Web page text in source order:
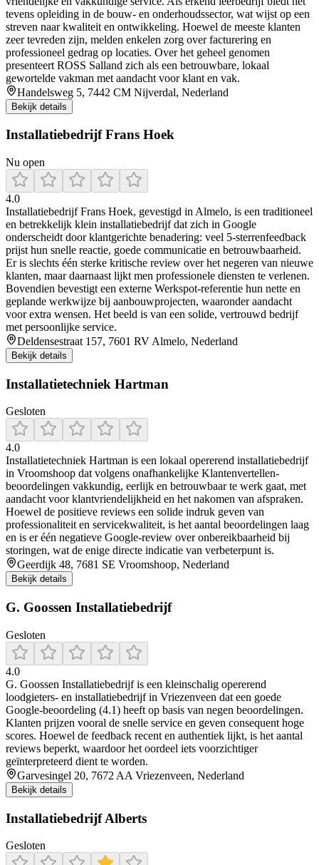
tevens opleiding in de bouw- en onderhoudssector, wat wijst op een
streven naar kwaliteit en ontwikkeling. Hoewel de meeste klanten
zeer tevreden zijn, melden enkelen zorg over facturering en
professioneel gedrag op locaties. Over het geheel genomen
presenteert ROSS Salland zich als een betrouwbare, lokaal
gewortelde vakman met aandacht voor klant en vak.
Handelsweg 5, 7442 CM Nijverdal, Nederland
Bekijk details
Installatiebedrijf Frans Hoek
Nu open
4.0
Installatiebedrijf Frans Hoek, gevestigd in Almelo, is een traditioneel
en betrekkelijk klein installatiebedrijf dat zich in Google
onderscheidt door klantgerichte benadering: veel 5-sterrenfeedback
prijst hun snelle reactie, goede communicatie en betrouwbaarheid.
Er is slechts één sterke kritische review over het negeren van nieuwe
klanten, maar daarnaast lijkt men professionele diensten te verlenen.
Bovendien bevestigt een externe Werkspot-referentie hun nette en
geplande werkwijze bij aanbouwprojecten, waaronder aandacht
voor extra wensen. Het beeld is van een solide, vertrouwd bedrijf
met persoonlijke service.
Deldensestraat 157, 7601 RV Almelo, Nederland
Bekijk details
Installatietechniek Hartman
Gesloten
4.0
Installatietechniek Hartman is een lokaal opererend installatiebedrijf
in Vroomshoop dat volgens onafhankelijke Klantenvertellen-
beoordelingen vakkundig, eerlijk en betrouwbaar te werk gaat, met
aandacht voor klantvriendelijkheid en het nakomen van afspraken.
Hoewel de positieve reviews een solide indruk geven van
professionaliteit en servicekwaliteit, is het aantal beoordelingen laag
en is er één negatieve Google-review over onbereikbaarheid bij
storingen, wat de enige directe indicatie van verbeterpunt is.
Geerdijk 48, 7681 SE Vroomshoop, Nederland
Bekijk details
G. Goossen Installatiebedrijf
Gesloten
4.0
G. Goossen Installatiebedrijf is een kleinschalig opererend
loodgieters- en installatiebedrijf in Vriezenveen dat een goede
Google-beoordeling (4.1) heeft op basis van negen beoordelingen.
Klanten prijzen vooral de snelle service en geven consequent hoge
scores. Hoewel de feedback recent en authentiek lijkt, is het aantal
reviews beperkt, waardoor het oordeel iets voorzichtiger
geïnterpreteerd dient te worden.
Garvesingel 20, 7672 AA Vriezenveen, Nederland
Bekijk details
Installatiebedrijf Alberts
Gesloten